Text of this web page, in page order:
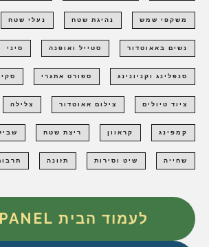
משקפי שמש נהיגת שטח נעלי שטח
נשים באאוטדור סטייל ואופנה סיני
סנפלינג וקניונינג ספורט אתגרי
ציוד טיולים צילום אאוטדור צלילה
קמפינג קראוון ריצת שטח
שחייה שיט וסירות תזונה
לעמוד הבית OUTPANEL